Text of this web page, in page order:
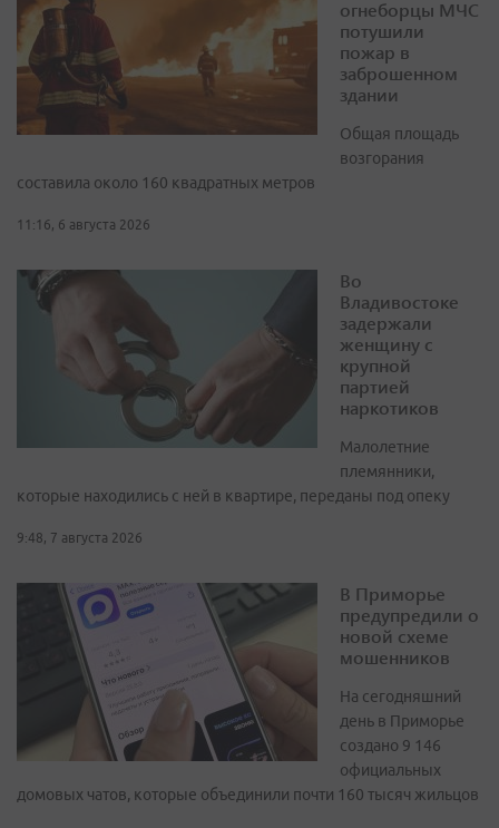
огнеборцы МЧС
потушили
пожар в
заброшенном
здании
Общая площадь
возгорания
составила около 160 квадратных метров
11:16, 6 августа 2026
Во
Владивостоке
задержали
женщину с
крупной
партией
наркотиков
Малолетние
племянники,
которые находились с ней в квартире, переданы под опеку
9:48, 7 августа 2026
В Приморье
предупредили о
новой схеме
мошенников
На сегодняшний
день в Приморье
создано 9 146
официальных
домовых чатов, которые объединили почти 160 тысяч жильцов